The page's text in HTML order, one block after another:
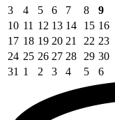
3
4 5 6 7 8
9
10 11 12 13 14 15 16
17 18 19 20 21 22 23
24 25 26 27 28 29 30
31 1 2 3 4 5 6